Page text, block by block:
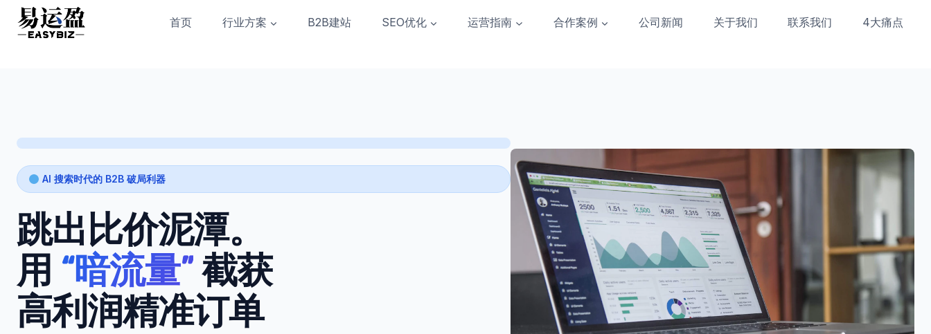
Skip
content
首页 行业方案 B2B建站 SEO优化 运营指南 合作案例 公司新闻 关于我们 联系我们 4大痛点
AI 搜索时代的 B2B 破局利器
跳出比价泥潭。
用 “暗流量”截获
高利润精准订单